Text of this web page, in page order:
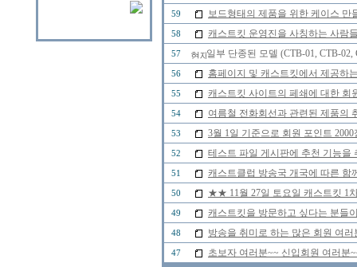
59 보드형태의 제품을 위한 케이스 만
58 캐스트킷 운영진을 사칭하는 사람
57 일부 단종된 모델 (CTB-01, CTB-
56 홈페이지 및 캐스트킷에서 제공하
55 캐스트킷 사이트의 페쇄에 대한
54 여름철 전화회선과 관련된 제품의
53 3월 1일 기준으로 회원 포인트
52 테스트 파일 게시판에 추천 기능
51 캐스트클럽 방송국 개국에 따른
50 ★★ 11월 27일 토요일 캐스트킷
49 캐스트킷을 방문하고 싶다는 분들
48 방송을 취미로 하는 많은 회원 여
47 초보자 여러분~~ 신입회원 여러